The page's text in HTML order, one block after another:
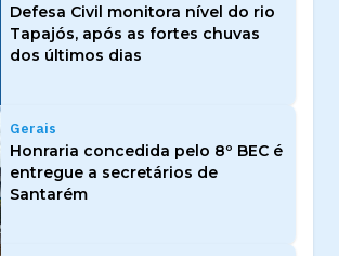
Defesa Civil monitora nível do rio
Tapajós, após as fortes chuvas
dos últimos dias
Gerais
Honraria concedida pelo 8º BEC é
entregue a secretários de
Santarém